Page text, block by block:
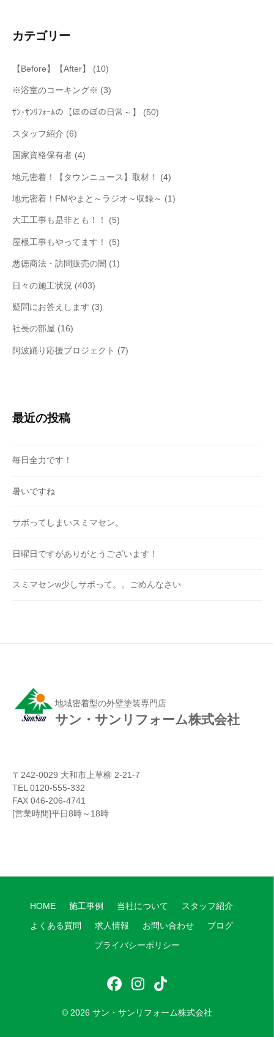
カテゴリー
【Before】【After】 (10)
※浴室のコーキング※ (3)
ｻﾝ･ｻﾝﾘﾌｫｰﾑの【ほのぼの日常～】 (50)
スタッフ紹介 (6)
国家資格保有者 (4)
地元密着！【タウンニュース】取材！ (4)
地元密着！FMやまと～ラジオ～収録～ (1)
大工工事も是非とも！！ (5)
屋根工事もやってます！ (5)
悪徳商法・訪問販売の闇 (1)
日々の施工状況 (403)
疑問にお答えします (3)
社長の部屋 (16)
阿波踊り応援プロジェクト (7)
最近の投稿
毎日全力です！
暑いですね
サボってしまいスミマセン。
日曜日ですがありがとうございます！
スミマセンw少しサボって。。ごめんなさい
地域密着型の外壁塗装専門店
サン・サンリフォーム株式会社
〒242-0029 大和市上草柳 2-21-7
TEL 0120-555-332
FAX 046-206-4741
[営業時間]平日8時～18時
HOME 施工事例 当社について スタッフ紹介
よくある質問 求人情報 お問い合わせ ブログ
プライバシーポリシー
フ
イ
テ
© 2026 サン・サンリフォーム株式会社